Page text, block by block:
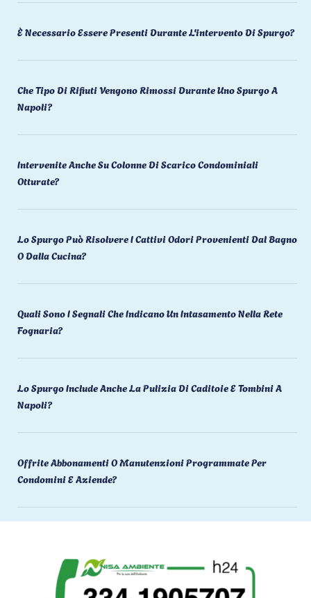
È Necessario Essere Presenti Durante L'intervento Di Spurgo?
Che Tipo Di Rifiuti Vengono Rimossi Durante Uno Spurgo A
Napoli?
Intervenite Anche Su Colonne Di Scarico Condominiali
Otturate?
Lo Spurgo Può Risolvere I Cattivi Odori Provenienti Dal Bagno
O Dalla Cucina?
Quali Sono I Segnali Che Indicano Un Intasamento Nella Rete
Fognaria?
Lo Spurgo Include Anche La Pulizia Di Caditoie E Tombini A
Napoli?
Offrite Abbonamenti O Manutenzioni Programmate Per
Condomini E Aziende?